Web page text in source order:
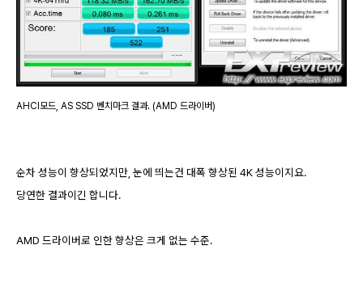
AHCI모드, AS SSD 벤치마크 결과. (AMD 드라이버)
순차 성능이 향상되었지만, 눈에 띄는건 대폭 향상된 4K 성능이지요.
당연한 결과이긴 합니다.
AMD 드라이버로 인한 향상은 크게 없는 수준.